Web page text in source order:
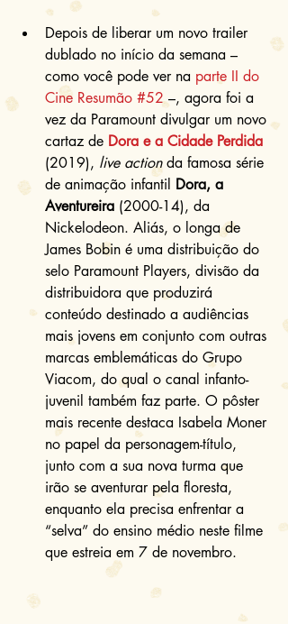
Depois de liberar um novo trailer
dublado no início da semana –
como você pode ver na parte II do
Cine Resumão #52 –, agora foi a
vez da Paramount divulgar um novo
cartaz de Dora e a Cidade Perdida
(2019), live action da famosa série
de animação infantil Dora, a
Aventureira (2000-14), da
Nickelodeon. Aliás, o longa de
James Bobin é uma distribuição do
selo Paramount Players, divisão da
distribuidora que produzirá
conteúdo destinado a audiências
mais jovens em conjunto com outras
marcas emblemáticas do Grupo
Viacom, do qual o canal infanto-
juvenil também faz parte. O pôster
mais recente destaca Isabela Moner
no papel da personagem-título,
junto com a sua nova turma que
irão se aventurar pela floresta,
enquanto ela precisa enfrentar a
“selva” do ensino médio neste filme
que estreia em 7 de novembro.